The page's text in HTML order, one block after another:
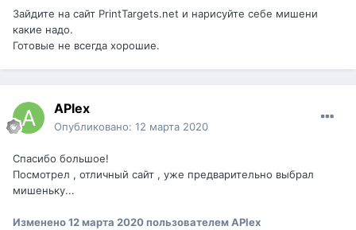
Зайдите на сайт PrintTargets.net и нарисуйте себе мишени
какие надо.
Готовые не всегда хорошие.
APlex
Опубликовано: 12 марта 2020
Спасибо большое!
Посмотрел , отличный сайт , уже предварительно выбрал
мишеньку...
Изменено12 марта 2020пользователем APlex